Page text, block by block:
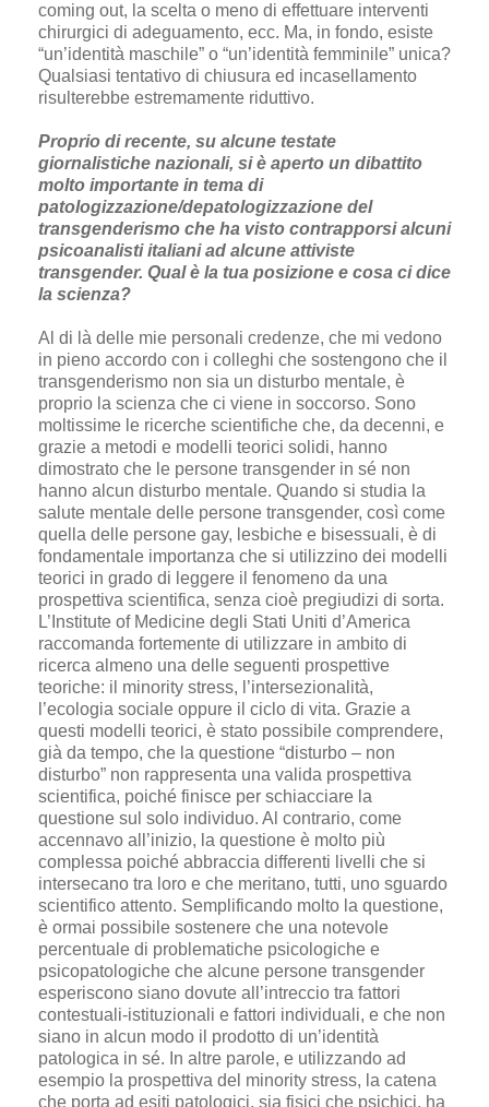
coming out, la scelta o meno di effettuare interventi
chirurgici di adeguamento, ecc. Ma, in fondo, esiste
“un’identità maschile” o “un’identità femminile” unica?
Qualsiasi tentativo di chiusura ed incasellamento
risulterebbe estremamente riduttivo.
Proprio di recente, su alcune testate
giornalistiche nazionali, si è aperto un dibattito
molto importante in tema di
patologizzazione/depatologizzazione del
transgenderismo che ha visto contrapporsi alcuni
psicoanalisti italiani ad alcune attiviste
transgender. Qual è la tua posizione e cosa ci dice
la scienza?
Al di là delle mie personali credenze, che mi vedono
in pieno accordo con i colleghi che sostengono che il
transgenderismo non sia un disturbo mentale, è
proprio la scienza che ci viene in soccorso. Sono
moltissime le ricerche scientifiche che, da decenni, e
grazie a metodi e modelli teorici solidi, hanno
dimostrato che le persone transgender in sé non
hanno alcun disturbo mentale. Quando si studia la
salute mentale delle persone transgender, così come
quella delle persone gay, lesbiche e bisessuali, è di
fondamentale importanza che si utilizzino dei modelli
teorici in grado di leggere il fenomeno da una
prospettiva scientifica, senza cioè pregiudizi di sorta.
L’Institute of Medicine degli Stati Uniti d’America
raccomanda fortemente di utilizzare in ambito di
ricerca almeno una delle seguenti prospettive
teoriche: il minority stress, l’intersezionalità,
l’ecologia sociale oppure il ciclo di vita. Grazie a
questi modelli teorici, è stato possibile comprendere,
già da tempo, che la questione “disturbo – non
disturbo” non rappresenta una valida prospettiva
scientifica, poiché finisce per schiacciare la
questione sul solo individuo. Al contrario, come
accennavo all’inizio, la questione è molto più
complessa poiché abbraccia differenti livelli che si
intersecano tra loro e che meritano, tutti, uno sguardo
scientifico attento. Semplificando molto la questione,
è ormai possibile sostenere che una notevole
percentuale di problematiche psicologiche e
psicopatologiche che alcune persone transgender
esperiscono siano dovute all’intreccio tra fattori
contestuali-istituzionali e fattori individuali, e che non
siano in alcun modo il prodotto di un’identità
patologica in sé. In altre parole, e utilizzando ad
esempio la prospettiva del minority stress, la catena
che porta ad esiti patologici, sia fisici che psichici, ha